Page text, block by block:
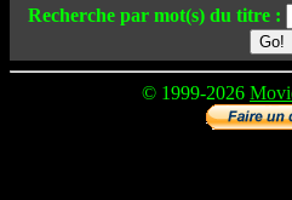
Recherche par mot(s) du titre :
© 1999-2026